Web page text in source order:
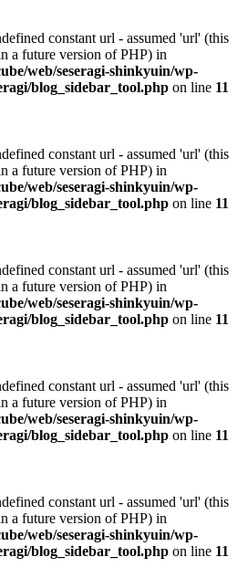
constant url - assumed 'url' (this
a future version of PHP) in
web/seseragi-shinkyuin/wp-
blog_sidebar_tool.php on line 11
constant url - assumed 'url' (this
a future version of PHP) in
web/seseragi-shinkyuin/wp-
blog_sidebar_tool.php on line 11
constant url - assumed 'url' (this
a future version of PHP) in
web/seseragi-shinkyuin/wp-
blog_sidebar_tool.php on line 11
constant url - assumed 'url' (this
a future version of PHP) in
web/seseragi-shinkyuin/wp-
blog_sidebar_tool.php on line 11
constant url - assumed 'url' (this
a future version of PHP) in
web/seseragi-shinkyuin/wp-
blog_sidebar_tool.php on line 11